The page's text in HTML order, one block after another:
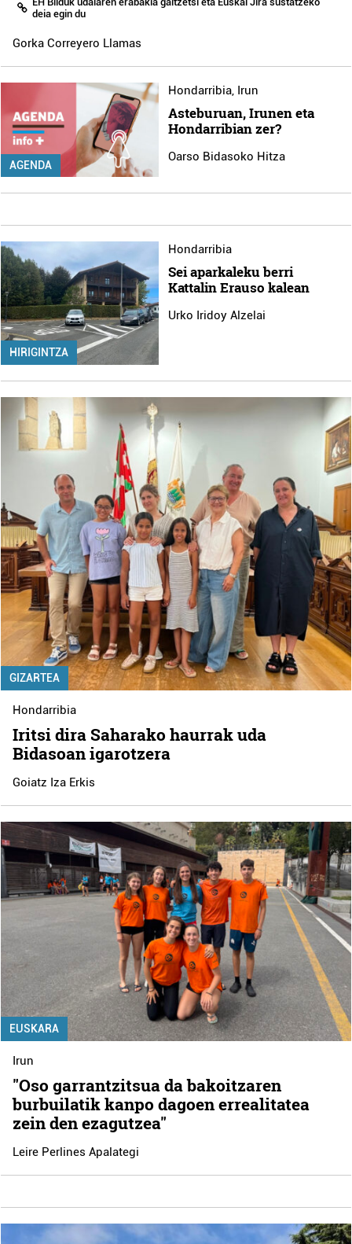
deia egin du
Gorka Correyero Llamas
AGENDA
Hondarribia, Irun
Asteburuan, Irunen eta
Hondarribian zer?
Oarso Bidasoko Hitza
HIRIGINTZA
Hondarribia
Sei aparkaleku berri
Kattalin Erauso kalean
Urko Iridoy Alzelai
GIZARTEA
Hondarribia
Iritsi dira Saharako haurrak uda
Bidasoan igarotzera
Goiatz Iza Erkis
EUSKARA
Irun
"Oso garrantzitsua da bakoitzaren
burbuilatik kanpo dagoen errealitatea
zein den ezagutzea"
Leire Perlines Apalategi